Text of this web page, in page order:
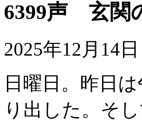
6399声 玄関
2025年12月14日
日曜日。昨日
り出した。そ